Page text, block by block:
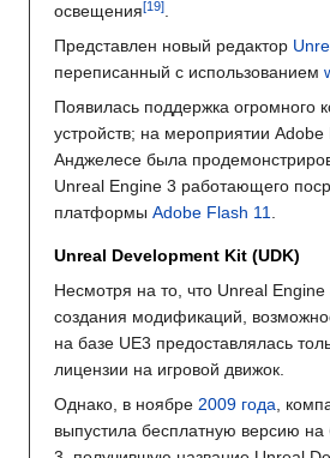
освещения
.
Представлен новый редактор
переписанный с использованием
Появилась поддержка огромного
устройств; на мероприятии Adobe
Анджелесе была
Unreal Engine 3 работающего
платформы Adobe Flash 11.
Unreal Development Kit (UDK)
Несмотря на то, что Unreal
создания модификаций,
на базе UE3 предоставлялась
лицензии на игровой движок.
Однако, в ноябре 2009 года,
выпустила бесплатную версию на